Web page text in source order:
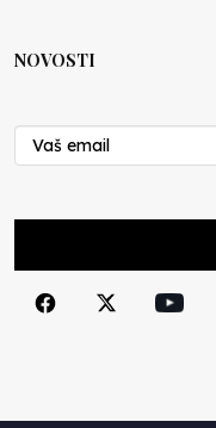
Nenad Veličković
29.10.2024
Cuke i djeca
Smiljana Vovna
NOVOSTI